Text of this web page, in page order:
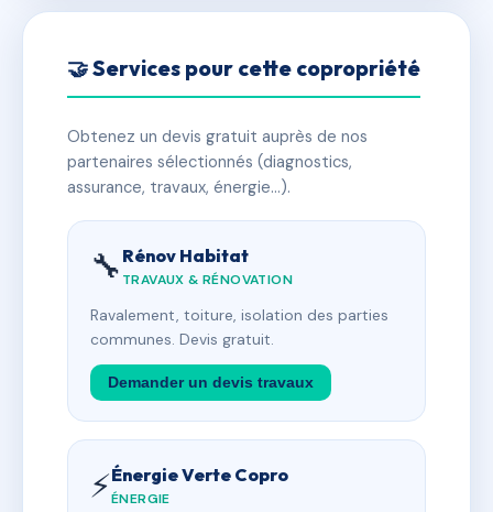
🤝 Services pour cette copropriété
Obtenez un devis gratuit auprès de nos
partenaires sélectionnés (diagnostics,
assurance, travaux, énergie…).
🔧 Rénov Habitat
TRAVAUX & RÉNOVATION
Ravalement, toiture, isolation des parties
communes. Devis gratuit.
Demander un devis travaux
⚡Énergie Verte Copro
ÉNERGIE